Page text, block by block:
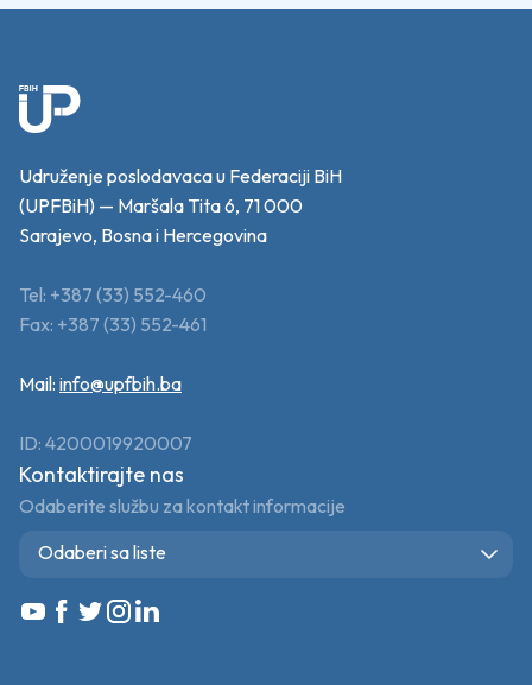
Udruženje poslodavaca u Federaciji BiH
(UPFBiH) — Maršala Tita 6, 71 000
Sarajevo, Bosna i Hercegovina
Tel: +387 (33) 552-460
Fax: +387 (33) 552-461
Mail: info@upfbih.ba
ID: 4200019920007
Kontaktirajte nas
Odaberite službu za kontakt informacije
Odaberi sa liste